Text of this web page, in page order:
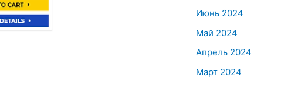
Июнь 2024
Май 2024
Апрель 2024
Март 2024